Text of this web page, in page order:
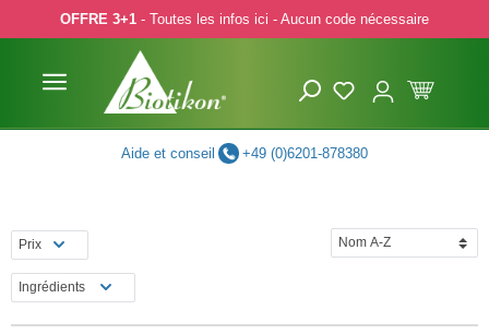
to main content
Skip to search
Skip to main navigation
OFFRE 3+1 - Toutes les infos ici - Aucun code nécessaire
Aide et conseil +49 (0)6201-878380
Prix
Ingrédients